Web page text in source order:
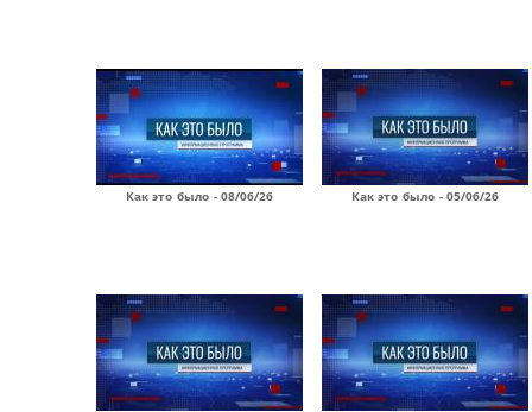
Как это было - 08/06/26 Как это было - 05/06/26